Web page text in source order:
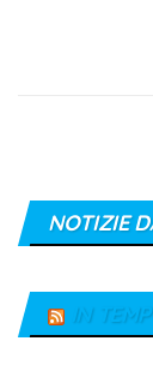
NOTIZIE
IN